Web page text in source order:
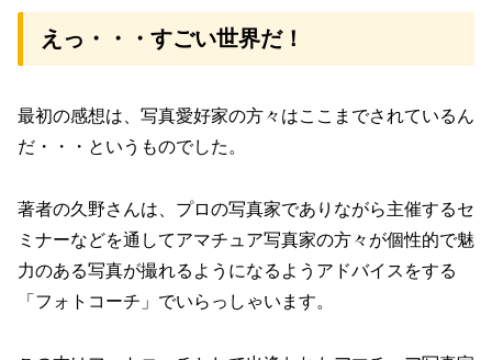
えっ・・・すごい世界だ！
最初の感想は、写真愛好家の方々はここまでされているん
だ・・・というものでした。
著者の久野さんは、プロの写真家でありながら主催するセ
ミナーなどを通してアマチュア写真家の方々が個性的で魅
力のある写真が撮れるようになるようアドバイスをする
「フォトコーチ」でいらっしゃいます。